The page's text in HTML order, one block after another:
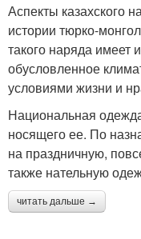
Аспекты казахского
истории тюрко-
такого наряда имеет
обусловленное
условиями жизни и
Национальная
носящего ее. По
на праздничную,
также нательную
читать дальше →